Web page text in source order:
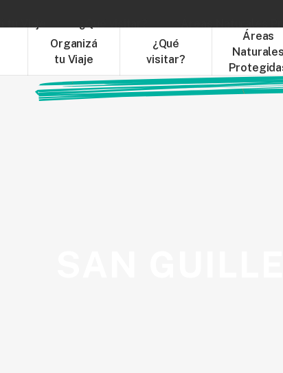
Organizá
tu Viaje
¿Qué
visitar?
Áreas
Naturales